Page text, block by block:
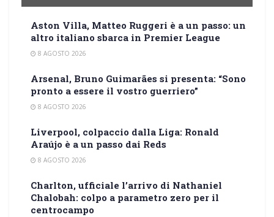
Aston Villa, Matteo Ruggeri è a un passo: un
altro italiano sbarca in Premier League
8 AGOSTO 2026
Arsenal, Bruno Guimarães si presenta: “Sono
pronto a essere il vostro guerriero”
8 AGOSTO 2026
Liverpool, colpaccio dalla Liga: Ronald
Araújo è a un passo dai Reds
8 AGOSTO 2026
Charlton, ufficiale l’arrivo di Nathaniel
Chalobah: colpo a parametro zero per il
centrocampo